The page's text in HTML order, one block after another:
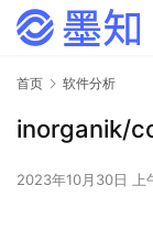
首页 软件分析
inorganik/
2023年10月30日 上